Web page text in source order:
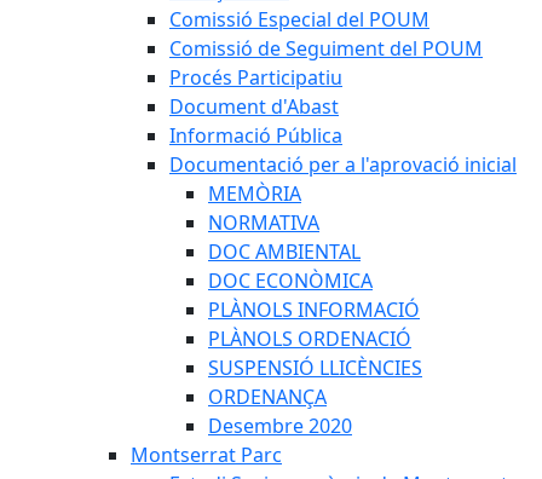
Comissió Especial del POUM
Comissió de Seguiment del POUM
Procés Participatiu
Document d'Abast
Informació Pública
Documentació per a l'aprovació inicial
MEMÒRIA
NORMATIVA
DOC AMBIENTAL
DOC ECONÒMICA
PLÀNOLS INFORMACIÓ
PLÀNOLS ORDENACIÓ
SUSPENSIÓ LLICÈNCIES
ORDENANÇA
Desembre 2020
Montserrat Parc